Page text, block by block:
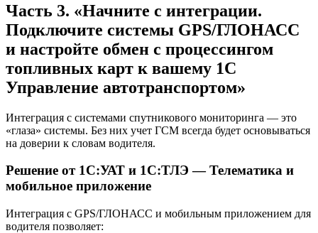
Часть 3. «Начните с интеграции.
Подключите системы GPS/ГЛОНАСС
и настройте обмен с процессингом
топливных карт к вашему 1С
Управление автотранспортом»
Интеграция с системами спутникового мониторинга — это
«глаза» системы. Без них учет ГСМ всегда будет основываться
на доверии к словам водителя.
Решение от 1С:УАТ и 1С:ТЛЭ — Телематика и
мобильное приложение
Интеграция с GPS/ГЛОНАСС и мобильным приложением для
водителя позволяет: